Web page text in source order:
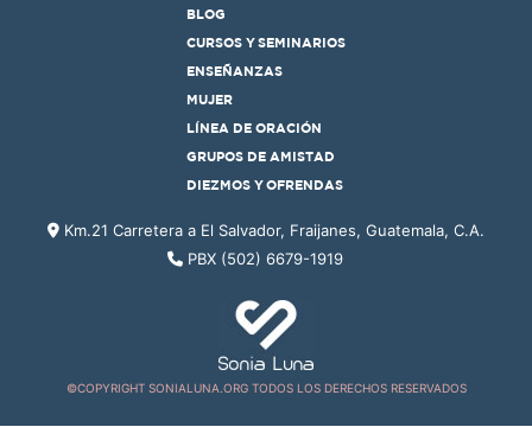
BLOG
CURSOS Y SEMINARIOS
ENSEÑANZAS
MUJER
LÍNEA DE ORACIÓN
GRUPOS DE AMISTAD
DIEZMOS Y OFRENDAS
Km.21 Carretera a El Salvador, Fraijanes, Guatemala, C.A.
PBX (502) 6679-1919
©COPYRIGHT SONIALUNA.ORG TODOS LOS DERECHOS RESERVADOS